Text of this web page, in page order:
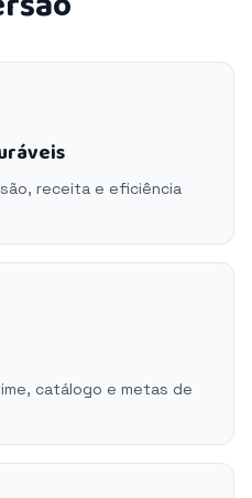
receita e eficiência
catálogo e metas de